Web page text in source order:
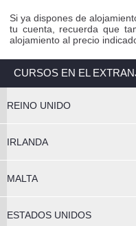
Si ya dispones de
tu cuenta, recuerda que
alojamiento al precio
CURSOS EN EL
REINO UNIDO
IRLANDA
MALTA
ESTADOS UNIDOS